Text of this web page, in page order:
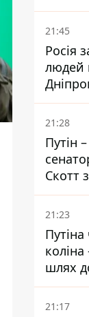
біль –
21:45
Росія
людей
21:28
Путін
Скотт
Україні
21:23
шлях
21:17